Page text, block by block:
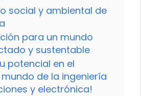
social y ambiental de
para un mundo
y sustentable
potencial en el
de la ingeniería
y electrónica!